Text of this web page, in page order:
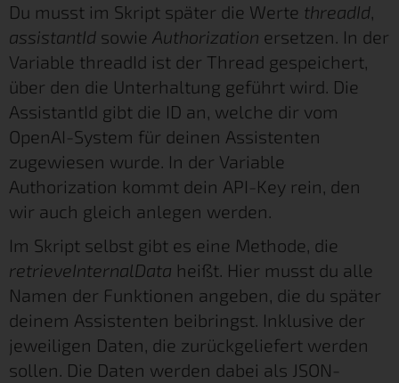
Du musst im Skript später die Werte threadId,
assistantId sowie Authorization ersetzen. In der
Variable threadId ist der Thread gespeichert,
über den die Unterhaltung geführt wird. Die
AssistantId gibt die ID an, welche dir vom
OpenAI-System für deinen Assistenten
zugewiesen wurde. In der Variable
Authorization kommt dein API-Key rein, den
wir auch gleich anlegen werden.
Im Skript selbst gibt es eine Methode, die
retrieveInternalData heißt. Hier musst du alle
Namen der Funktionen angeben, die du später
deinem Assistenten beibringst. Inklusive der
jeweiligen Daten, die zurückgeliefert werden
sollen. Die Daten werden dabei als JSON-